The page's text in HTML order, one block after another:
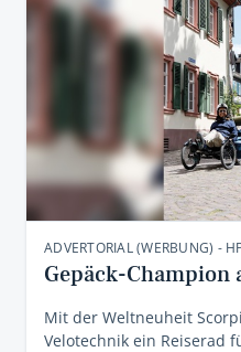
ADVERTORIAL (WERBUNG) -
Gepäck-Champion
Mit der Weltneuheit
Velotechnik ein Reiserad